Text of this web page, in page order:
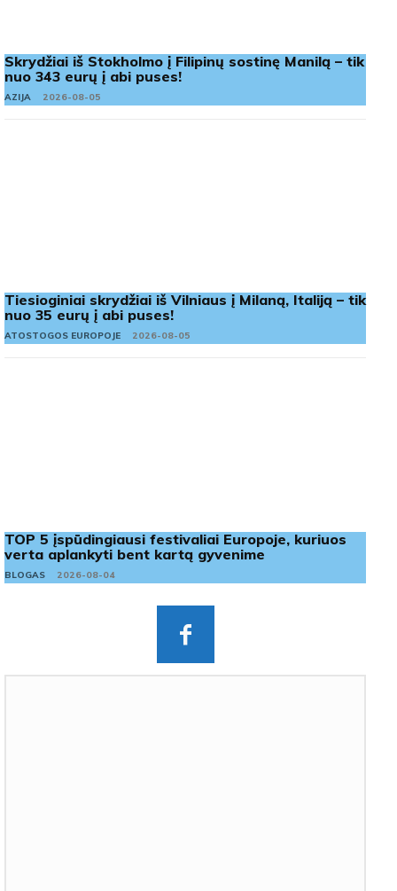
Skrydžiai iš Stokholmo į Filipinų sostinę Manilą – tik
nuo 343 eurų į abi puses!
AZIJA 2026-08-05
Tiesioginiai skrydžiai iš Vilniaus į Milaną, Italiją – tik
nuo 35 eurų į abi puses!
ATOSTOGOS EUROPOJE 2026-08-05
TOP 5 įspūdingiausi festivaliai Europoje, kuriuos
verta aplankyti bent kartą gyvenime
BLOGAS 2026-08-04